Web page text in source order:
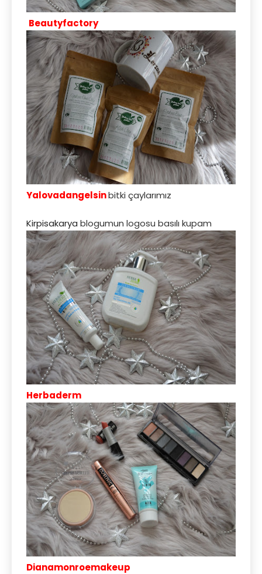
Beautyfactory
Yalovadangelsinbitki çaylarımız
Kirpisakarya blogumun logosu basılı kupam
Herbaderm
Dianamonroemakeup